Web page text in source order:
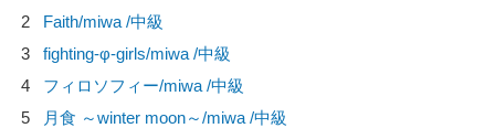
2
Faith/miwa /中級
3
fighting-φ-girls/miwa /中級
4
フィロソフィー/miwa /中級
5
月食 ～winter moon～/miwa /中級